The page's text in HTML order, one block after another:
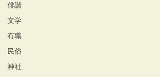
俳諧
文学
有職
民俗
神社